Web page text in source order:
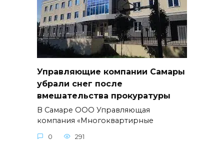
Управляющие компании Самары
убрали снег после
вмешательства прокуратуры
В Самаре ООО Управляющая
компания «Многоквартирные
0 291